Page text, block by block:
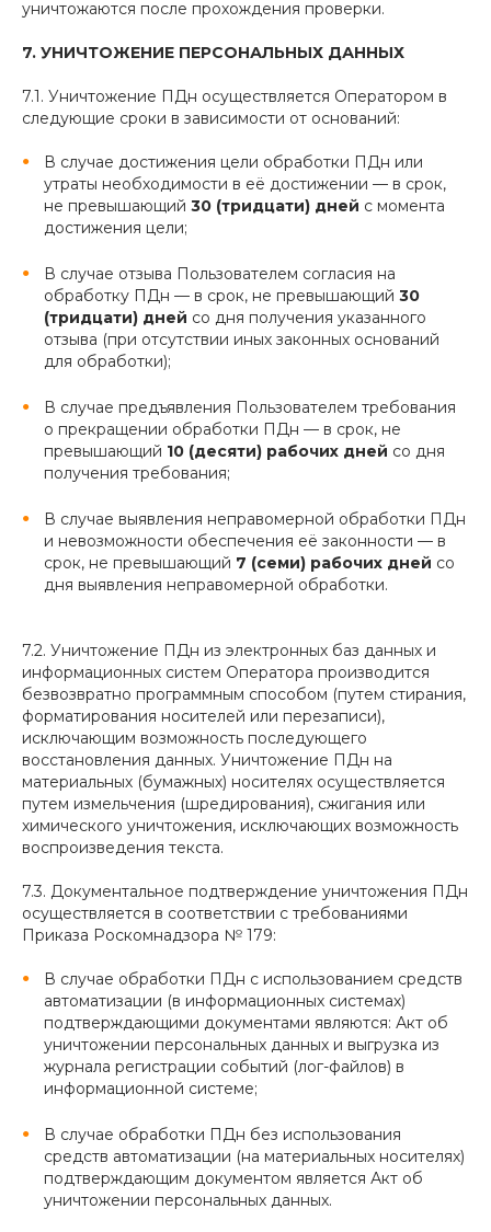
уничтожаются после прохождения проверки.
7. УНИЧТОЖЕНИЕ ПЕРСОНАЛЬНЫХ ДАННЫХ
7.1. Уничтожение ПДн осуществляется Оператором в
следующие сроки в зависимости от оснований:
В случае достижения цели обработки ПДн или
утраты необходимости в её достижении — в срок,
не превышающий 30 (тридцати) дней с момента
достижения цели;
В случае отзыва Пользователем согласия на
обработку ПДн — в срок, не превышающий 30
(тридцати) дней со дня получения указанного
отзыва (при отсутствии иных законных оснований
для обработки);
В случае предъявления Пользователем требования
о прекращении обработки ПДн — в срок, не
превышающий 10 (десяти) рабочих дней со дня
получения требования;
В случае выявления неправомерной обработки ПДн
и невозможности обеспечения её законности — в
срок, не превышающий 7 (семи) рабочих дней со
дня выявления неправомерной обработки.
7.2. Уничтожение ПДн из электронных баз данных и
информационных систем Оператора производится
безвозвратно программным способом (путем стирания,
форматирования носителей или перезаписи),
исключающим возможность последующего
восстановления данных. Уничтожение ПДн на
материальных (бумажных) носителях осуществляется
путем измельчения (шредирования), сжигания или
химического уничтожения, исключающих возможность
воспроизведения текста.
7.3. Документальное подтверждение уничтожения ПДн
осуществляется в соответствии с требованиями
Приказа Роскомнадзора № 179:
В случае обработки ПДн с использованием средств
автоматизации (в информационных системах)
подтверждающими документами являются: Акт об
уничтожении персональных данных и выгрузка из
журнала регистрации событий (лог-файлов) в
информационной системе;
В случае обработки ПДн без использования
средств автоматизации (на материальных носителях)
подтверждающим документом является Акт об
уничтожении персональных данных.